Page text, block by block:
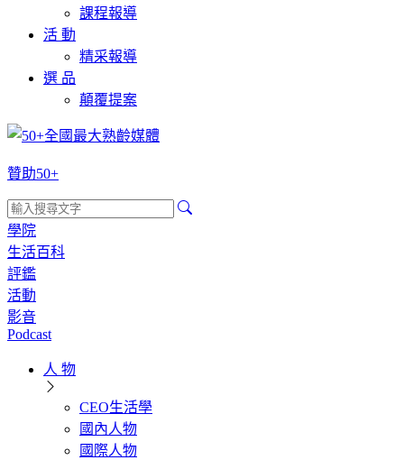
課程報導
活 動
精采報導
選 品
顛覆提案
贊助50+
學院
生活百科
評鑑
活動
影音
Podcast
人 物
CEO生活學
國內人物
國際人物